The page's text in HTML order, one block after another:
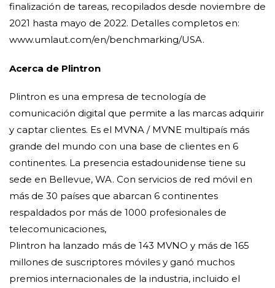
finalización de tareas, recopilados desde noviembre de
2021 hasta mayo de 2022. Detalles completos en:
www.umlaut.com/en/benchmarking/USA.
Acerca de Plintron
Plintron es una empresa de tecnología de
comunicación digital que permite a las marcas adquirir
y captar clientes. Es el MVNA / MVNE multipaís más
grande del mundo con una base de clientes en 6
continentes. La presencia estadounidense tiene su
sede en Bellevue, WA. Con servicios de red móvil en
más de 30 países que abarcan 6 continentes
respaldados por más de 1000 profesionales de
telecomunicaciones,
Plintron ha lanzado más de 143 MVNO y más de 165
millones de suscriptores móviles y ganó muchos
premios internacionales de la industria, incluido el